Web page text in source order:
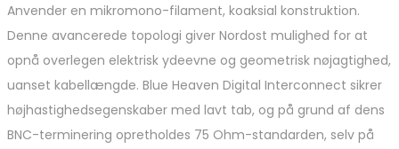
Anvender en mikromono-filament, koaksial konstruktion.
Denne avancerede topologi giver Nordost mulighed for at
opnå overlegen elektrisk ydeevne og geometrisk nøjagtighed,
uanset kabellængde. Blue Heaven Digital Interconnect sikrer
højhastighedsegenskaber med lavt tab, og på grund af dens
BNC-terminering opretholdes 75 Ohm-standarden, selv på